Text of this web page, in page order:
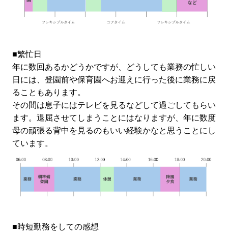
■繁忙日
年に数回あるかどうかですが、どうしても業務の忙しい
日には、登園前や保育園へお迎えに行った後に業務に戻
ることもあります。
その間は息子にはテレビを見るなどして過ごしてもらい
ます。退屈させてしまうことにはなりますが、年に数度
母の頑張る背中を見るのもいい経験かなと思うことにし
ています。
■時短勤務をしての感想